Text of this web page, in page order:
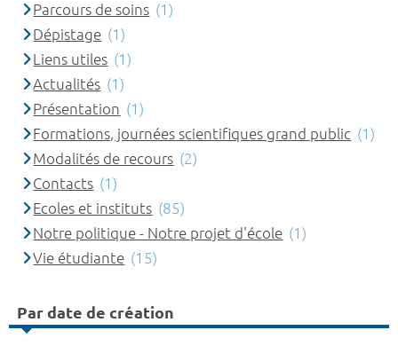
Parcours de soins (1)
Dépistage (1)
Liens utiles (1)
Actualités (1)
Présentation (1)
Formations, journées scientifiques grand public (1)
Modalités de recours (2)
Contacts (1)
Ecoles et instituts (85)
Notre politique - Notre projet d'école (1)
Vie étudiante (15)
Par date de création